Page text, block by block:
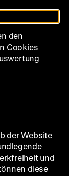
Zum
den
Cookies
der Website
und
diese